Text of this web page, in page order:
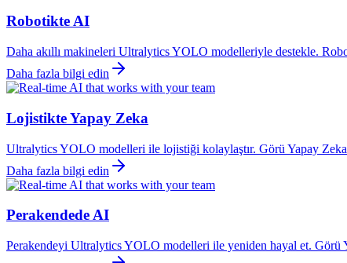
Robotikte AI
Daha akıllı makineleri Ultralytics YOLO modelleriyle destekle.
Daha fazla bilgi edin
Lojistikte Yapay Zeka
Ultralytics YOLO modelleri ile lojistiği kolaylaştır. Görü Yapay
Daha fazla bilgi edin
Perakendede AI
Perakendeyi Ultralytics YOLO modelleri ile yeniden hayal et. Görü